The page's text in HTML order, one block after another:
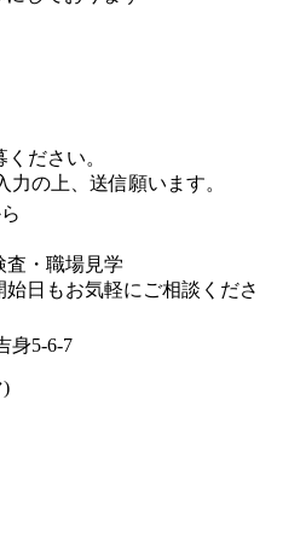
ださい。
力の上、送信願います。
査・職場見学
日もお気軽にご相談くださ
身5-6-7
)